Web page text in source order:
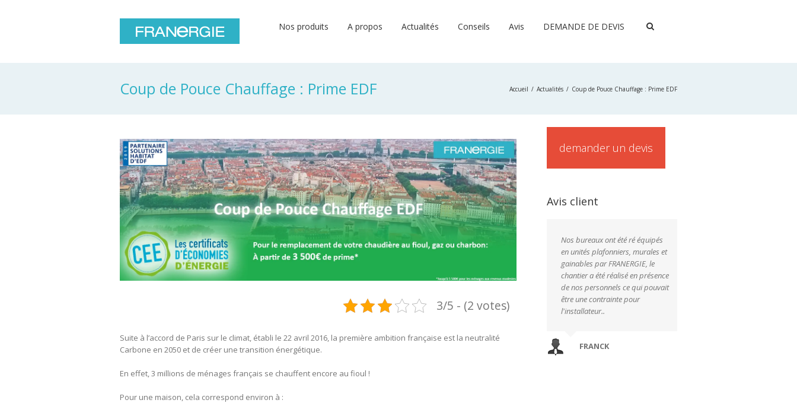
Nos produits A propos Actualités Conseils Avis DEMANDE DE DEVIS
Coup de Pouce Chauffage : Prime EDF Accueil Actualités Coup de Pouce Chauffage : Prime EDF
3/5 - (2 votes)
Suite à l’accord de Paris sur le climat, établi le 22 avril 2016, la première ambition française est la neutralité
Carbone en 2050 et de créer une transition énergétique.
En effet, 3 millions de ménages français se chauffent encore au fioul !
Pour une maison, cela correspond environ à :
demander un devis
Avis client
Nos bureaux ont été ré équipés
en unités plafonniers, murales et
gainables par FRANERGIE, le
chantier a été réalisé en présence
de nos personnels ce qui pouvait
être une contrainte pour
l'installateur..
FRANCK